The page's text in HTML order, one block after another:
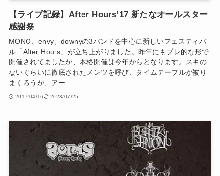
【ライブ記録】After Hours’17 新たなオールスター
感謝祭
MONO、envy、downyの3バンドを中心に新しいフェスティバ
ル「After Hours」が立ち上がりました。昨年にもプレ的な形で
開催されてましたが、本格開催は今年からとなります。スキの
ないぐらいに徹底されたメンツを呼び、タイムテーブルが被り
まくろうが、アー...
2017/04/16 2023/07/25